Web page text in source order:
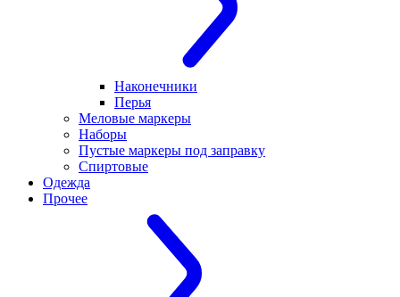
Наконечники
Перья
Меловые маркеры
Наборы
Пустые маркеры под заправку
Спиртовые
Одежда
Прочее